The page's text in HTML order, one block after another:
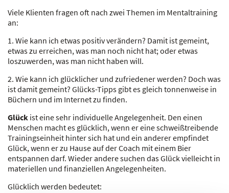
Viele Klienten fragen oft nach zwei Themen im Mentaltraining
an:
1. Wie kann ich etwas positiv verändern? Damit ist gemeint,
etwas zu erreichen, was man noch nicht hat; oder etwas
loszuwerden, was man nicht haben will.
2. Wie kann ich glücklicher und zufriedener werden? Doch was
ist damit gemeint? Glücks-Tipps gibt es gleich tonnenweise in
Büchern und im Internet zu finden.
Glück ist eine sehr individuelle Angelegenheit. Den einen
Menschen macht es glücklich, wenn er eine schweißtreibende
Trainingseinheit hinter sich hat und ein anderer empfindet
Glück, wenn er zu Hause auf der Coach mit einem Bier
entspannen darf. Wieder andere suchen das Glück vielleicht in
materiellen und finanziellen Angelegenheiten.
Glücklich werden bedeutet: